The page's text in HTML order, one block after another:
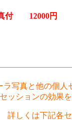
付 12000円
写真と他の個人
ッションの効果
詳しくは下記各